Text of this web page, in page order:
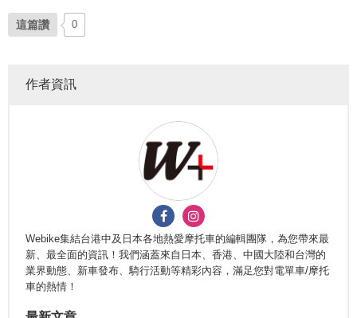
這篇讚 0
作者資訊
Webike集結台港中及日本各地熱愛摩托車的編輯團隊，為您帶來最
新、最全面的資訊！我們涵蓋來自日本、香港、中國大陸和台灣的
業界動態、新車發布、騎行活動等精彩內容，滿足您對電單車/摩托
車的熱情！